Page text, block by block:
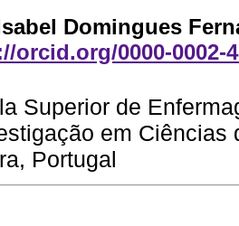
Domingues
orcid.org/0000-0002-
Superior de
em Ciências
Portugal